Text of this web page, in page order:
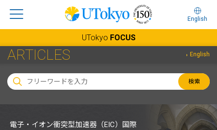
English
UTokyo FOCUS
ARTICLES English
検索
電子・イオン衝突型加速器（EIC）国際